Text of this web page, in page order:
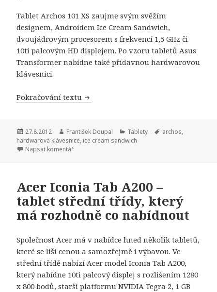
Tablet Archos 101 XS zaujme svým svěžím
designem, Androidem Ice Cream Sandwich,
dvoujádrovým procesorem s frekvencí 1,5 GHz či
10ti palcovým HD displejem. Po vzoru tabletů Asus
Transformer nabídne také přídavnou hardwarovou
klávesnici.
Pokračování textu Archos představil tablet 101 XS s
Publikováno:
27.8.2012 Autor:
František Doupal Rubriky:
Tablety Štítky:
archos,
hardwarová klávesnice, ice cream sandwich
Napsat komentář
Acer Iconia Tab A200 –
tablet střední třídy, který
má rozhodně co nabídnout
Společnost Acer má v nabídce hned několik tabletů,
které se liší cenou a samozřejmě i výbavou. Ve
střední třídě nabízí Acer model Iconia Tab A200,
který nabídne 10ti palcový displej s rozlišením 1280
x 800 bodů, starší platformu NVIDIA Tegra 2, 1 GB